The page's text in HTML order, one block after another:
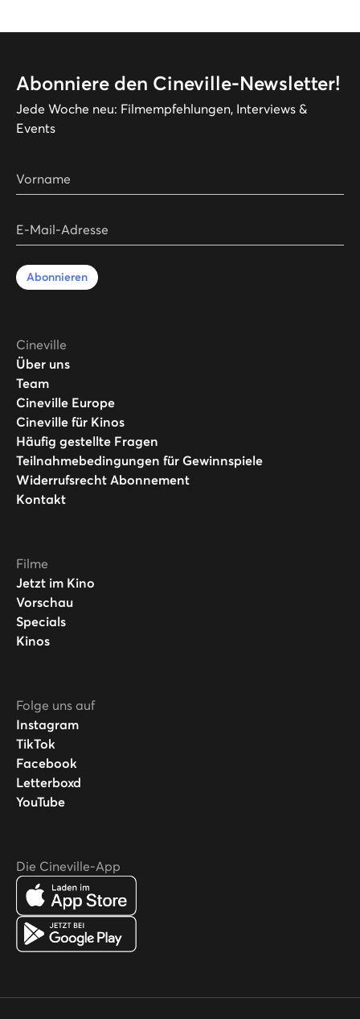
Abonniere den Cineville-Newsletter!
Jede Woche neu: Filmempfehlungen, Interviews &
Events
Vorname
E-Mail-Adresse
Abonnieren
Cineville
Über uns
Team
Cineville Europe
Cineville für Kinos
Häufig gestellte Fragen
Teilnahmebedingungen für Gewinnspiele
Widerrufsrecht Abonnement
Kontakt
Filme
Jetzt im Kino
Vorschau
Specials
Kinos
Folge uns auf
Instagram
TikTok
Facebook
Letterboxd
YouTube
Die Cineville-App